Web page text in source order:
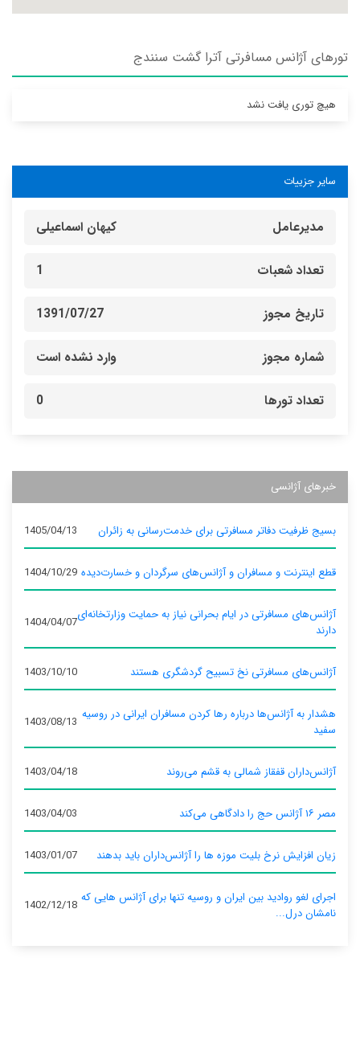
تورهای آژانس مسافرتی آترا گشت سنندج
هیچ توری یافت نشد
سایر جزییات
مدیرعامل کیهان اسماعیلی
تعداد شعبات 1
تاریخ مجوز 1391/07/27
شماره مجوز وارد نشده است
تعداد تورها 0
خبرهای آژانسی
بسیج ظرفیت دفاتر مسافرتی برای خدمت‌رسانی به زائران 1405/04/13
قطع اینترنت و مسافران و آژانس‌های سرگردان و خسارت‌دیده 1404/10/29
آژانس‌های مسافرتی در ایام بحرانی نیاز به حمایت وزارتخانه‌ای
دارند
1404/04/07
آژانس‌های مسافرتی نخ تسبیح گردشگری هستند 1403/10/10
هشدار به آژانس‌ها درباره رها کردن مسافران ایرانی در روسیه
سفید
1403/08/13
آژانس‌داران قفقاز شمالی به قشم می‌روند 1403/04/18
مصر ۱۶ آژانس حج را دادگاهی می‌کند 1403/04/03
زیان افزایش نرخ بلیت موزه ها را آژانس‌داران باید بدهند 1403/01/07
اجرای لغو روادید بین ایران و روسیه تنها برای آژانس‌ هایی که
نامشان درل...
1402/12/18